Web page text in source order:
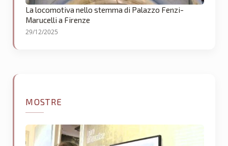
La locomotiva nello stemma di Palazzo Fenzi-
Marucelli a Firenze
29/12/2025
MOSTRE